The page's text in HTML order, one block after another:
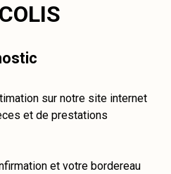
sur notre site internet
et de prestations
et votre bordereau